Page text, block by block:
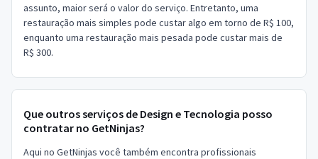
assunto, maior será o valor do serviço. Entretanto, uma
restauração mais simples pode custar algo em torno de R$ 100,
enquanto uma restauração mais pesada pode custar mais de
R$ 300.
Que outros serviços de Design e Tecnologia posso
contratar no GetNinjas?
Aqui no GetNinjas você também encontra profissionais